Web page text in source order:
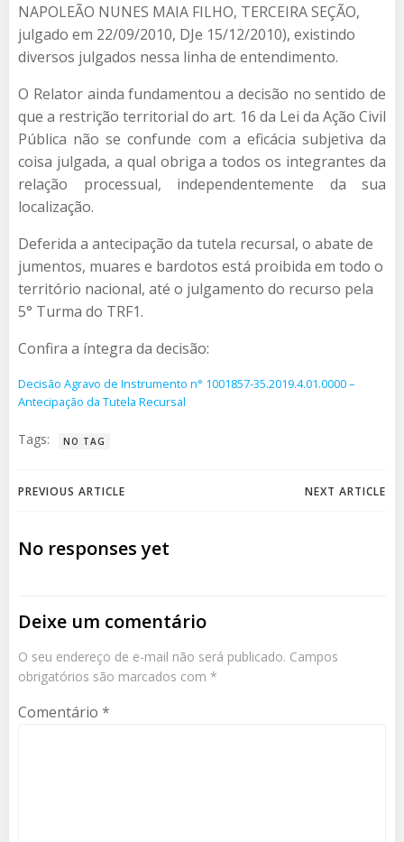
NAPOLEÃO NUNES MAIA FILHO, TERCEIRA SEÇÃO,
julgado em 22/09/2010, DJe 15/12/2010), existindo
diversos julgados nessa linha de entendimento.
O Relator ainda fundamentou a decisão no sentido de
que a restrição territorial do art. 16 da Lei da Ação Civil
Pública não se confunde com a eficácia subjetiva da
coisa julgada, a qual obriga a todos os integrantes da
relação processual, independentemente da sua
localização.
Deferida a antecipação da tutela recursal, o abate de
jumentos, muares e bardotos está proibida em todo o
território nacional, até o julgamento do recurso pela
5° Turma do TRF1.
Confira a íntegra da decisão:
Decisão Agravo de Instrumento n° 1001857-35.2019.4.01.0000 –
Antecipação da Tutela Recursal
Tags: NO TAG
Navegação
de
PREVIOUS ARTICLE
Navegação
NEXT ARTICLE
No responses yet
Deixe um comentário
O seu endereço de e-mail não será publicado. Campos
obrigatórios são marcados com *
Comentário *